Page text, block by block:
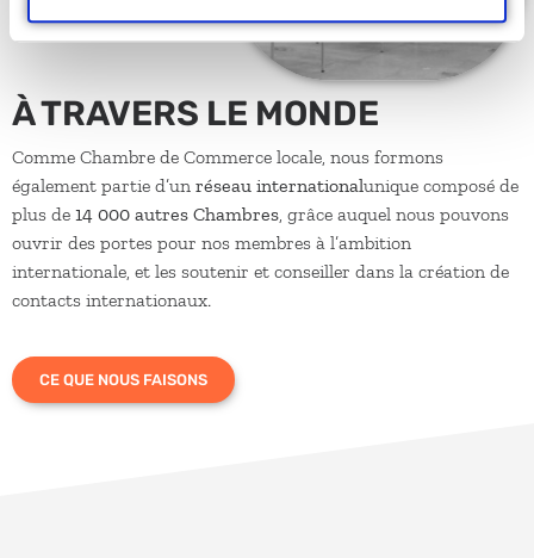
À TRAVERS LE MONDE
Comme Chambre de Commerce locale, nous formons
également partie d’un réseau internationalunique composé de
plus de 14 000 autres Chambres, grâce auquel nous pouvons
ouvrir des portes pour nos membres à l’ambition
internationale, et les soutenir et conseiller dans la création de
contacts internationaux.
CE QUE NOUS FAISONS